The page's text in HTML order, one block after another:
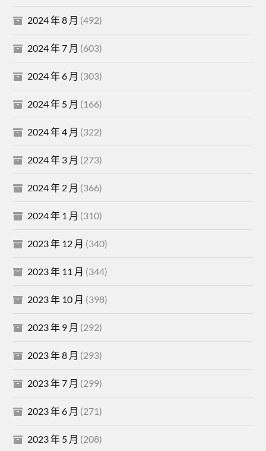
2024 年 8 月 (492)
2024 年 7 月 (603)
2024 年 6 月 (303)
2024 年 5 月 (166)
2024 年 4 月 (322)
2024 年 3 月 (273)
2024 年 2 月 (366)
2024 年 1 月 (310)
2023 年 12 月 (340)
2023 年 11 月 (344)
2023 年 10 月 (398)
2023 年 9 月 (292)
2023 年 8 月 (293)
2023 年 7 月 (299)
2023 年 6 月 (271)
2023 年 5 月 (208)